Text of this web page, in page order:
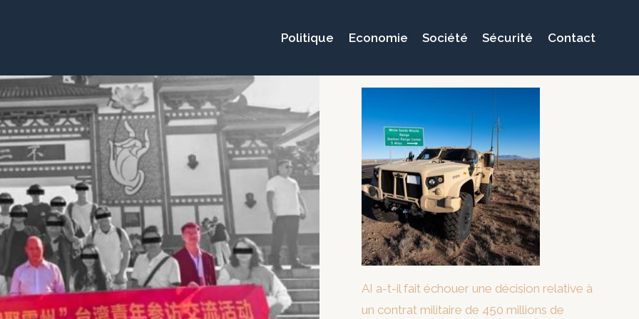
Politique Economie Société Sécurité Contact
AI a-t-il fait échouer une décision relative à
un contrat militaire de 450 millions de